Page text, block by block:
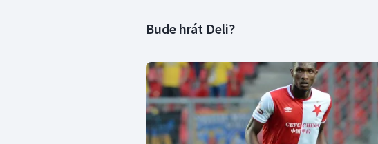
Bude hrát Deli?